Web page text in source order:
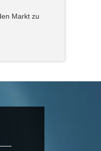
Markt zu